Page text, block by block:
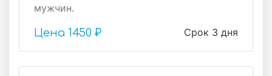
мужчин.
Срок 3 дня
Цена 1450 ₽